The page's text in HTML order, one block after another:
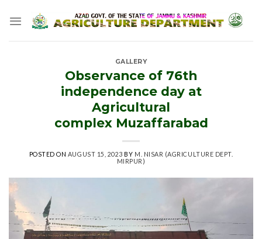
GALLERY
Observance of 76th
independence day at
Agricultural
complex Muzaffarabad
POSTED ON AUGUST 15, 2023 BY M. NISAR (AGRICULTURE DEPT.
MIRPUR)